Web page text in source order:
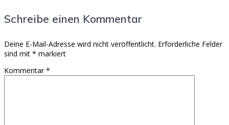
Schreibe einen Kommentar
Deine E-Mail-Adresse wird nicht veröffentlicht. Erforderliche Felder
sind mit * markiert
Kommentar*